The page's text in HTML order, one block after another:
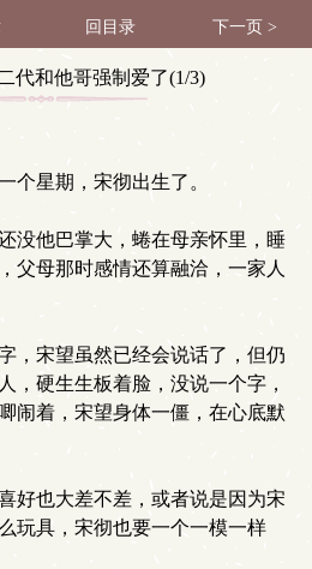
回目录 下一页 >
代和他哥强制爱了(1/3)
个星期，宋彻出生了。
没他巴掌大，蜷在母亲怀里，睡
父母那时感情还算融洽，一家人
，宋望虽然已经会说话了，但仍
，硬生生板着脸，没说一个字，
闹着，宋望身体一僵，在心底默
好也大差不差，或者说是因为宋
玩具，宋彻也要一个一模一样